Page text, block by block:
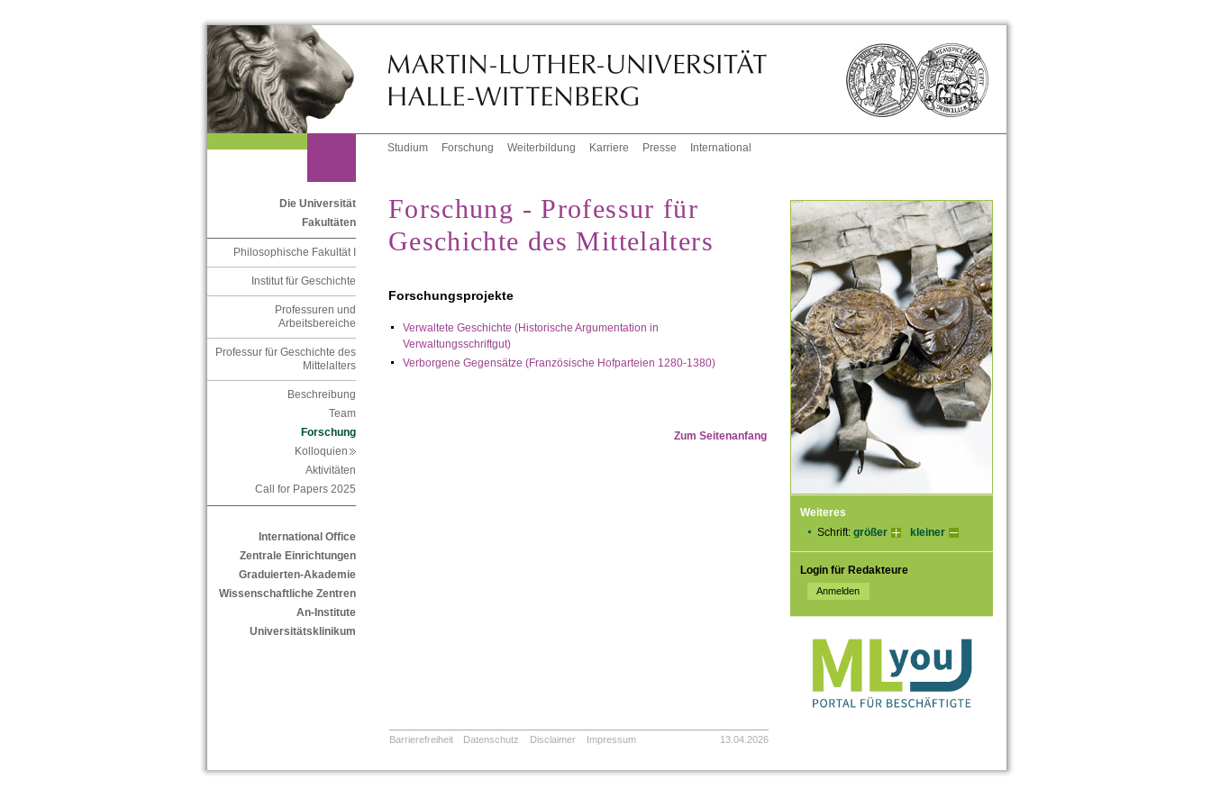
Studium Forschung Weiterbildung Karriere Presse International
Die Universität
Fakultäten
Philosophische Fakultät I
Institut für Geschichte
Professuren und
Arbeitsbereiche
Professur für Geschichte des
Mittelalters
Beschreibung
Team
Forschung
Kolloquien
Aktivitäten
Call for Papers 2025
International Office
Zentrale Einrichtungen
Graduierten-Akademie
Wissenschaftliche Zentren
An-Institute
Universitätsklinikum
Weiteres
Schrift: größer kleiner
Login für Redakteure
Forschung - Professur für
Geschichte des Mittelalters
Forschungsprojekte
Verwaltete Geschichte (Historische Argumentation in
Verwaltungsschriftgut)
Verborgene Gegensätze (Französische Hofparteien 1280-1380)
Zum Seitenanfang
Barrierefreiheit Datenschutz Disclaimer Impressum 13.04.2026